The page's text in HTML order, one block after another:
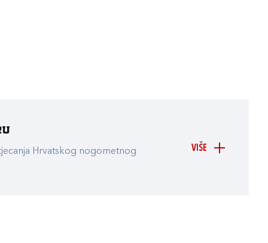
VIŠE
Hrvatskog nogometnog